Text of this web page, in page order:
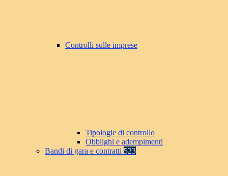
Controlli sulle imprese
Tipologie di controllo
Obblighi e adempimenti
Bandi di gara e contratti 523